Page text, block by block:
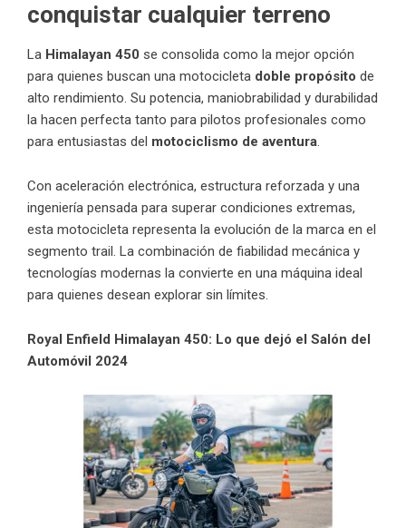
conquistar cualquier terreno
La Himalayan 450 se consolida como la mejor opción
para quienes buscan una motocicleta doble propósito de
alto rendimiento. Su potencia, maniobrabilidad y durabilidad
la hacen perfecta tanto para pilotos profesionales como
para entusiastas del motociclismo de aventura.
Con aceleración electrónica, estructura reforzada y una
ingeniería pensada para superar condiciones extremas,
esta motocicleta representa la evolución de la marca en el
segmento trail. La combinación de fiabilidad mecánica y
tecnologías modernas la convierte en una máquina ideal
para quienes desean explorar sin límites.
Royal Enfield Himalayan 450: Lo que dejó el Salón del
Automóvil 2024